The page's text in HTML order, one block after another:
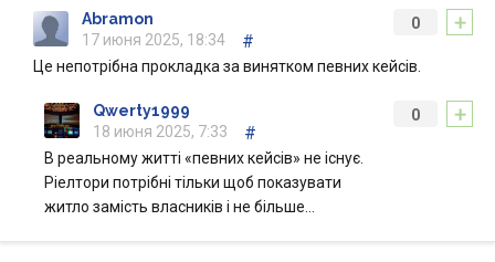
+
0
Abramon
17 июня 2025, 18:34
#
Це непотрібна прокладка за винятком певних кейсів.
+
0
Qwerty1999
18 июня 2025, 7:33
#
В реальному житті «певних кейсів» не існує.
Ріелтори потрібні тільки щоб показувати
житло замість власників і не більше…